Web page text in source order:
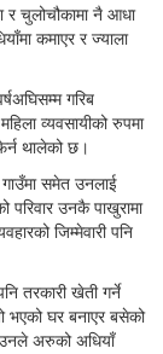
र चुलोचौकामा नै आधा
कमाएर र ज्याला
गरिब
व्यवसायीको रुपमा
थालेको छ।
समेत उनलाई
परिवार उनकै पाखुरामा
जिम्मेवारी पनि
तरकारी खेती गर्ने
भएको घर बनाएर बसेको
उनले अरुको अधियाँ